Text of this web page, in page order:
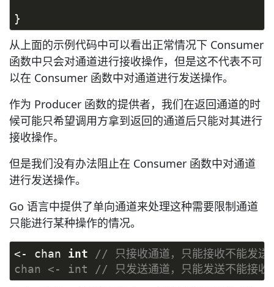
}
从上面的示例代码中可以看出正常情况下 Consumer
函数中只会对通道进行接收操作，但是这不代表不可
以在 Consumer 函数中对通道进行发送操作。
作为 Producer 函数的提供者，我们在返回通道的时
候可能只希望调用方拿到返回的通道后只能对其进行
接收操作。
但是我们没有办法阻止在 Consumer 函数中对通道
进行发送操作。
Go 语言中提供了单向通道来处理这种需要限制通道
只能进行某种操作的情况。
<- chan int
// 只接收通道，只能接收不能发送
chan <- int // 只发送通道，只能发送不能接收